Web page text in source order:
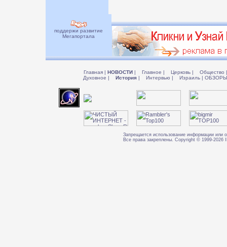
поддержи развитие
Мегапортала
Главная | НОВОСТИ | Главное | Церковь | Общество |
Духовное | История | Интервью | Израиль |
Запрещается использование информации или
Все права закреплены. Copyright © 1999-